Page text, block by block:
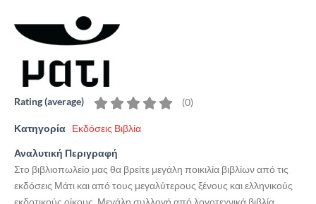
Rating (average) (0)
Κατηγορία Εκδόσεις Βιβλία
Αναλυτική Περιγραφή
Στο βιβλιοπωλείο μας θα βρείτε μεγάλη ποικιλία βιβλίων από τις
εκδόσεις Μάτι και από τους μεγαλύτερους ξένους και ελληνικούς